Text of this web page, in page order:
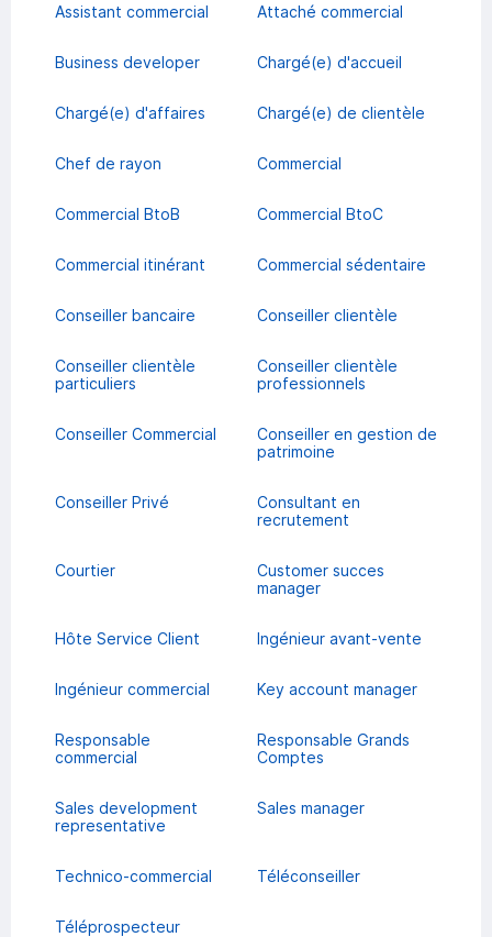
Assistant commercial Attaché commercial
Business developer Chargé(e) d'accueil
Chargé(e) d'affaires Chargé(e) de clientèle
Chef de rayon Commercial
Commercial BtoB Commercial BtoC
Commercial itinérant Commercial sédentaire
Conseiller bancaire Conseiller clientèle
Conseiller clientèle
particuliers
Conseiller clientèle
professionnels
Conseiller Commercial
Conseiller en gestion de
patrimoine
Conseiller Privé
Consultant en
recrutement
Courtier
Customer succes
manager
Hôte Service Client Ingénieur avant-vente
Ingénieur commercial Key account manager
Responsable
commercial
Responsable Grands
Comptes
Sales development
representative
Sales manager
Technico-commercial Téléconseiller
Téléprospecteur